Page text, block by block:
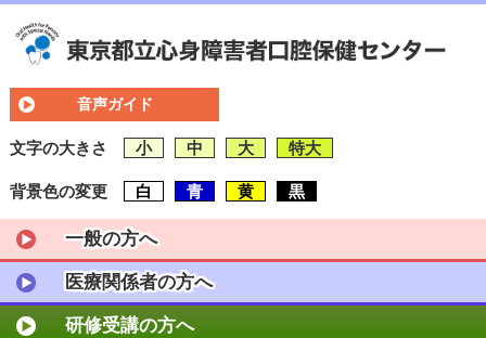
音声ガイド
文字の大きさ 小 中 大 特大
背景色の変更 白 青 黄 黒
一般の方へ
医療関係者の方へ
研修受講の方へ